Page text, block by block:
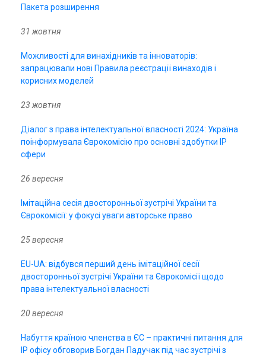
Пакета розширення
31 жовтня
Можливості для винахідників та інноваторів:
запрацювали нові Правила реєстрації винаходів і
корисних моделей
23 жовтня
Діалог з права інтелектуальної власності 2024: Україна
поінформувала Єврокомісію про основні здобутки ІР
сфери
26 вересня
Імітаційна сесія двосторонньої зустрічі України та
Єврокомісії: у фокусі уваги авторське право
25 вересня
EU-UA: відбувся перший день імітаційної сесії
двосторонньої зустрічі України та Єврокомісії щодо
права інтелектуальної власності
20 вересня
Набуття країною членства в ЄС – практичні питання для
ІР офісу обговорив Богдан Падучак під час зустрічі з